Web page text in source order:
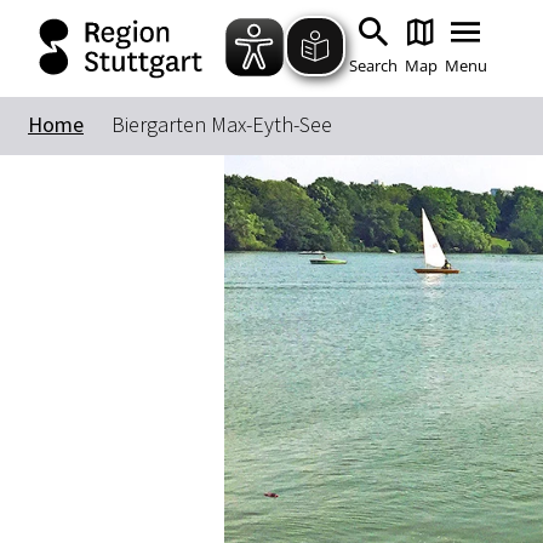
Search Map Menu
Home Biergarten Max-Eyth-See